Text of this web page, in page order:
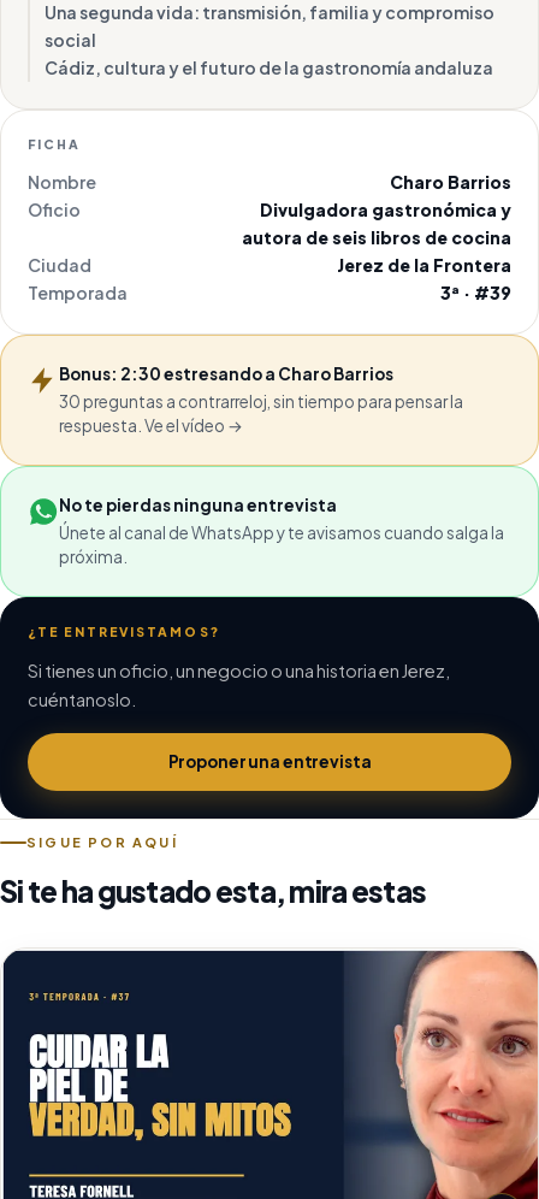
Una segunda vida: transmisión, familia y compromiso
social
Cádiz, cultura y el futuro de la gastronomía andaluza
FICHA
Nombre
Charo Barrios
Oficio
Divulgadora gastronómica y
autora de seis libros de cocina
Ciudad
Jerez de la Frontera
Temporada
3ª · #39
Bonus: 2:30 estresando a Charo Barrios
30 preguntas a contrarreloj, sin tiempo para pensar la
respuesta. Ve el vídeo →
No te pierdas ninguna entrevista
Únete al canal de WhatsApp y te avisamos cuando salga la
próxima.
¿TE ENTREVISTAMOS?
Si tienes un oficio, un negocio o una historia en Jerez,
cuéntanoslo.
Proponer una entrevista
SIGUE POR AQUÍ
Si te ha gustado esta, mira estas